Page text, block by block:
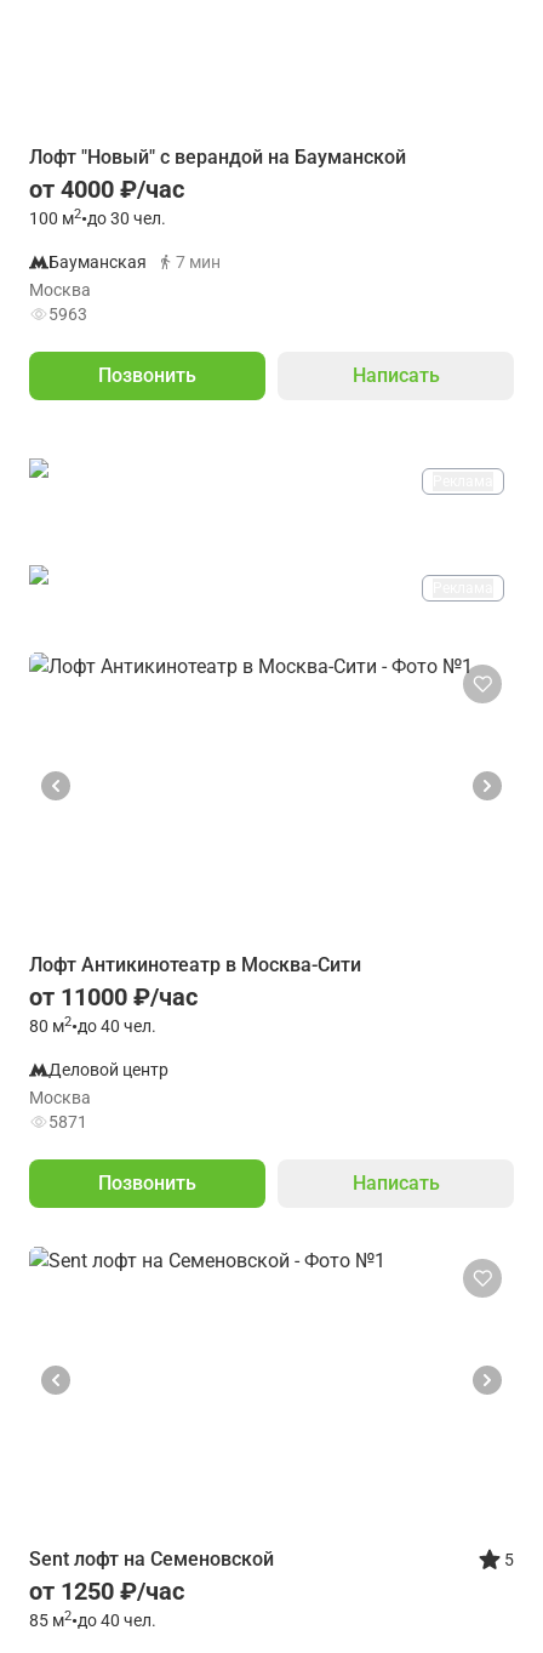
Лофт "Новый" с верандой на Бауманской
от 4000 ₽/час
100 м2•до 30 чел.
Бауманская
7 мин
Москва
5963
Позвонить Написать
Лофт Антикинотеатр в Москва-Сити
от 11000 ₽/час
80 м2•до 40 чел.
Деловой центр
Москва
5871
Позвонить Написать
Sent лофт на Семеновской
от 1250 ₽/час
85 м2•до 40 чел.
5